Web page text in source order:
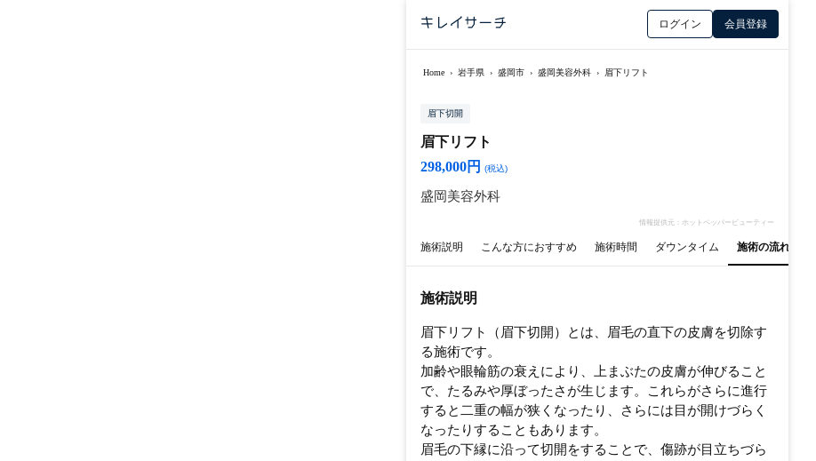
ログイン 会員登録
Home › 岩手県 › 盛岡市 › 盛岡美容外科 › 眉下リフト
眉下切開
眉下リフト
298,000円
(税込)
盛岡美容外科
情報提供元：ホットペッパービューティー
施術説明 こんな方におすすめ 施術時間 ダウンタイム 施術の流れ
施術説明
眉下リフト（眉下切開）とは、眉毛の直下の皮膚を切除す
る施術です。
加齢や眼輪筋の衰えにより、上まぶたの皮膚が伸びること
で、たるみや厚ぼったさが生じます。これらがさらに進行
すると二重の幅が狭くなったり、さらには目が開けづらく
なったりすることもあります。
眉毛の下縁に沿って切開をすることで、傷跡が目立ちづら